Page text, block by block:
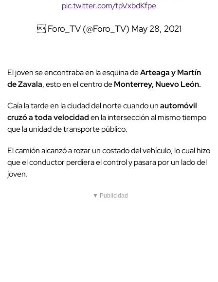
pic.twitter.com/tpVxbdKfpe
 Foro_TV (@Foro_TV) May 28, 2021
El joven se encontraba en la esquina deArteaga y Martín
de Zavala, esto en el centro deMonterrey, Nuevo León.
Caía la tarde en la ciudad del norte cuando unautomóvil
cruzó a toda velocidaden la intersección al mismo tiempo
que la unidad de transporte público.
El camión alcanzó a rozar un costado del vehículo, lo cual hizo
que el conductor perdiera el control y pasara por un lado del
joven.
▼ Publicidad